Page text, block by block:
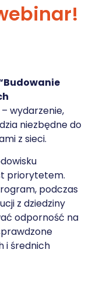
– wydarzenie,
niezbędne do
z sieci.
priorytetem.
podczas
z dziedziny
odporność na
i średnich